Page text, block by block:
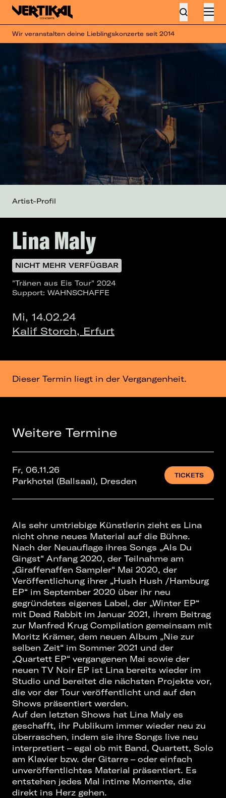
Wir veranstalten deine Lieblingskonzerte seit 2014
Lina Maly
NICHT MEHR VERFÜGBAR
"Tränen aus Eis Tour" 2024
Support: WAHNSCHAFFE
Mi, 14.02.24
Kalif Storch, Erfurt
Artist-Profil
Dieser Termin liegt in der Vergangenheit.
Weitere Termine
Fr, 06.11.26
Parkhotel (Ballsaal), Dresden
TICKETS
Als sehr umtriebige Künstlerin zieht es Lina
nicht ohne neues Material auf die Bühne.
Nach der Neuauflage ihres Songs „Als Du
Gingst“ Anfang 2020, der Teilnahme am
„Giraffenaffen Sampler“ Mai 2020, der
Veröffentlichung ihrer „Hush Hush /Hamburg
EP“ im September 2020 über ihr neu
gegründetes eigenes Label, der „Winter EP“
mit Dead Rabbit im Januar 2021, ihrem Beitrag
zur Manfred Krug Compilation gemeinsam mit
Moritz Krämer, dem neuen Album „Nie zur
selben Zeit“ im Sommer 2021 und der
„Quartett EP“ vergangenen Mai sowie der
neuen TV Noir EP ist Lina bereits wieder im
Studio und bereitet die nächsten Projekte vor,
die vor der Tour veröffentlicht und auf den
Shows präsentiert werden.
Auf den letzten Shows hat Lina Maly es
geschafft, ihr Publikum immer wieder neu zu
überraschen, indem sie ihre Songs live neu
interpretiert – egal ob mit Band, Quartett, Solo
am Klavier bzw. der Gitarre – oder einfach
unveröffentlichtes Material präsentiert. Es
entstehen jedes Mal intime Momente, die
direkt ins Herz gehen.